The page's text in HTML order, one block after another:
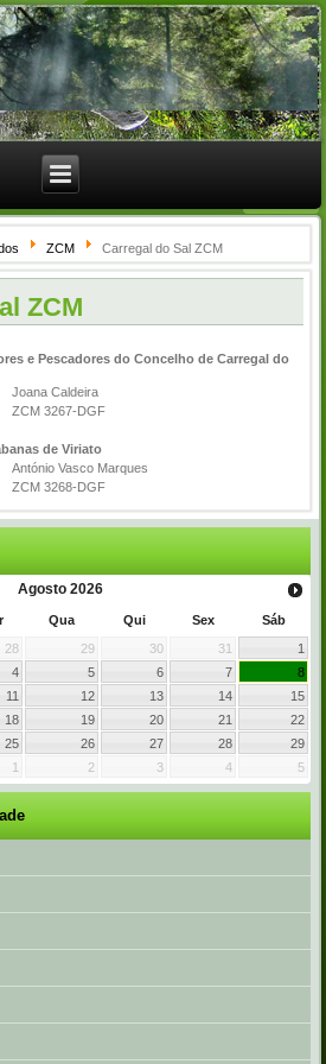
ZCM Carregal do Sal ZCM
ZCM
e Pescadores do Concelho de Carregal do
Joana Caldeira
ZCM 3267-DGF
de Viriato
António Vasco Marques
ZCM 3268-DGF
Agosto 2026
Qua Qui Sex
Sáb
28 29 30 31
1
4 5 6 7
8
11 12 13 14
15
18 19 20 21
22
25 26 27 28
29
1 2 3 4 5